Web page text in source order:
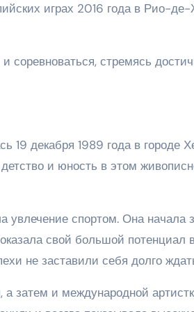
играх 2016 года в Рио-
соревноваться, стремясь
19 декабря 1989 года в городе
и юность в этом
увлечение спортом. Она начала
свой большой потенциал
не заставили себя долго
затем и международной